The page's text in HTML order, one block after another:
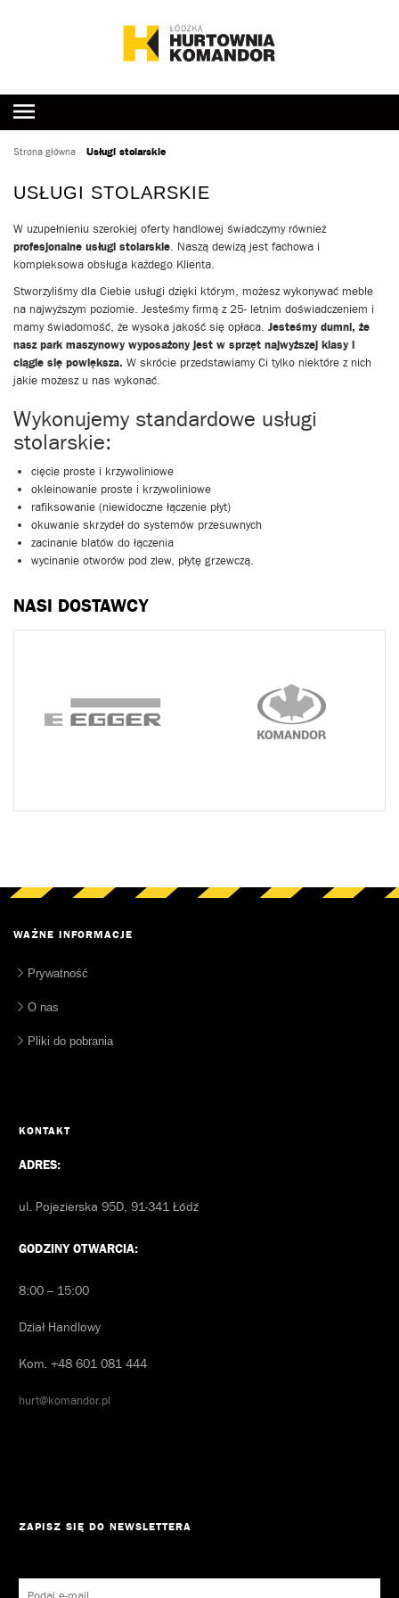
Strona główna ⁄ Usługi stolarskie
USŁUGI STOLARSKIE
W uzupełnieniu szerokiej oferty handlowej świadczymy również
profesjonalne usługi stolarskie. Naszą dewizą jest fachowa i
kompleksowa obsługa każdego Klienta.
Stworzyliśmy dla Ciebie usługi dzięki którym, możesz wykonywać meble
na najwyższym poziomie. Jesteśmy firmą z 25- letnim doświadczeniem i
mamy świadomość, że wysoka jakość się opłaca. Jesteśmy dumni, że
nasz park maszynowy wyposażony jest w sprzęt najwyższej klasy i
ciągle się powiększa. W skrócie przedstawiamy Ci tylko niektóre z nich
jakie możesz u nas wykonać.
Wykonujemy standardowe usługi
stolarskie:
cięcie proste i krzywoliniowe
okleinowanie proste i krzywoliniowe
rafiksowanie (niewidoczne łączenie płyt)
okuwanie skrzydeł do systemów przesuwnych
zacinanie blatów do łączenia
wycinanie otworów pod zlew, płytę grzewczą.
NASI DOSTAWCY
WAŻNE INFORMACJE
Prywatność
O nas
Pliki do pobrania
KONTAKT
ADRES:
ul. Pojezierska 95D, 91-341 Łódź
GODZINY OTWARCIA:
8:00 – 15:00
Dział Handlowy
Kom. +48 601 081 444
hurt@komandor.pl
ZAPISZ SIĘ DO NEWSLETTERA